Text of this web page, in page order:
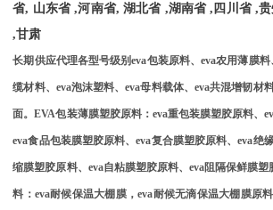
省, 山东省 ,河南省, 湖北省 ,湖南省 , 四川省 ,
,甘肃
长期供应代理各型号级别eva包装原料、eva农用薄膜料
缆材料、 eva泡沫塑料、eva母料载体、eva共混增韧材料
面。EVA包装薄膜塑胶原料： eva重包装膜塑胶原料、
eva食品包装膜塑胶原料、eva复合膜塑胶原料、eva绝
缩膜塑胶原料、 eva自粘膜塑胶原料、eva阻隔保鲜膜塑
料： eva耐候保温大棚膜，eva耐候无滴保温大棚膜原料